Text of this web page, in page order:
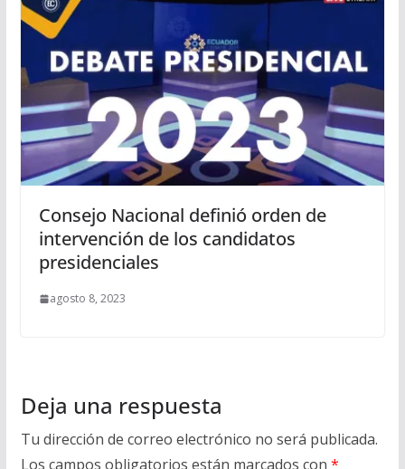
Consejo Nacional definió orden de
intervención de los candidatos
presidenciales
agosto 8, 2023
Deja una respuesta
Tu dirección de correo electrónico no será publicada.
Los campos obligatorios están marcados con *